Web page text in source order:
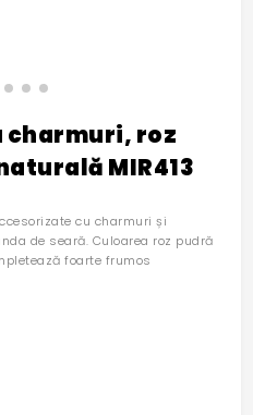
charmuri, roz
MIR413
cu charmuri și
de seară. Culoarea roz pudră
foarte frumos